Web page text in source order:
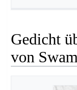
Gedicht
von